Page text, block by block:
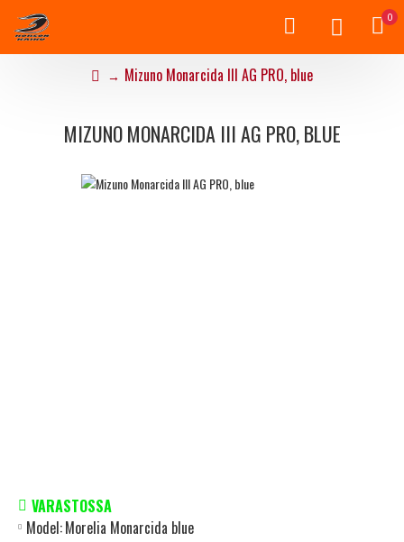
0
Mizuno Monarcida III AG PRO, blue
MIZUNO MONARCIDA III AG PRO, BLUE
VARASTOSSA
Model:Morelia Monarcida blue